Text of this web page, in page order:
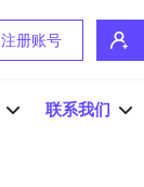
注册账号
联系我们